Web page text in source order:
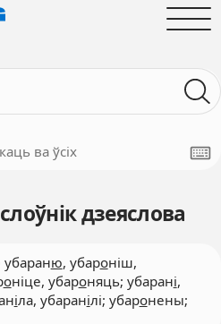
ва ўсіх
дзеяслова
убараню, убароніш,
оніце, убароняць; убарані,
іла, убаранілі; убаронены;